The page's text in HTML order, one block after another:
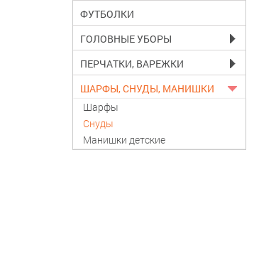
ФУТБОЛКИ
ГОЛОВНЫЕ УБОРЫ
ПЕРЧАТКИ, ВАРЕЖКИ
ШАРФЫ, СНУДЫ, МАНИШКИ
Шарфы
Снуды
Манишки детские